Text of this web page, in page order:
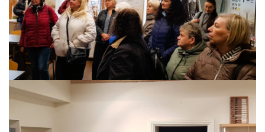
ES PROJEKTAS GENIUS LOCI. Įsigyti rūbų komplektai
ES projektas GENIUS LOCI. Atnaujinta interneto svetainė
ES PROJEKTAS GENIUS LOCI. Rengiamas kiemo
ES projektas GENIUS LOCI. Rengiamos kiemo edukacinės
ES projektas GENIUS LOCI. Vydūno suolelio projektas